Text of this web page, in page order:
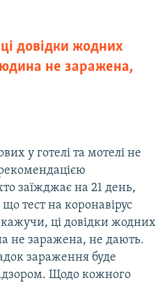
довідки жодних
не заражена,
у готелі та мотелі не
заїжджає на 21 день,
тест на коронавірус
ці довідки жодних
не заражена, не дають.
зараження буде
Щодо кожного